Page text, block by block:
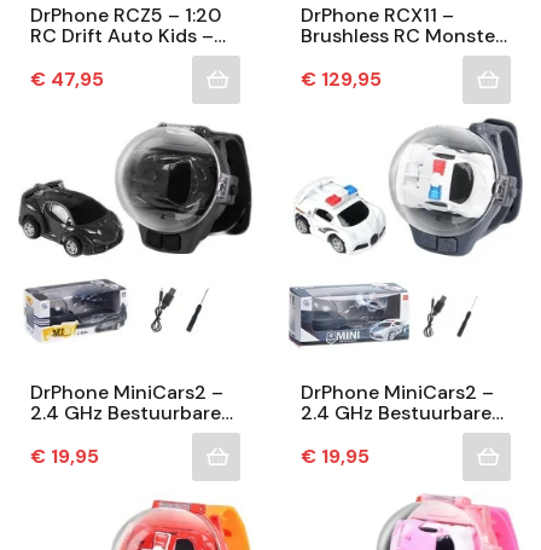
DrPhone RCZ5 – 1:20
RC Drift Auto Kids –
4WD – 2.4GHz – 20
Km/u – Drift & Race
Banden – LED –...
Prijs
€ 47,95
DrPhone RCX11 –
Brushless RC Monster
Truck 4WD – 1:20 –
39+ Km/u – 7.4V – All-
Terrain – LED –...
Prijs
€ 129,95
DrPhone MiniCars2 –
2.4 GHz Bestuurbare
Kinderen – Horloge
Station – Donker Grijs
Prijs
€ 19,95
DrPhone MiniCars2 –
2.4 GHz Bestuurbare
Kinderen – Horloge
Station - Wit
Prijs
€ 19,95